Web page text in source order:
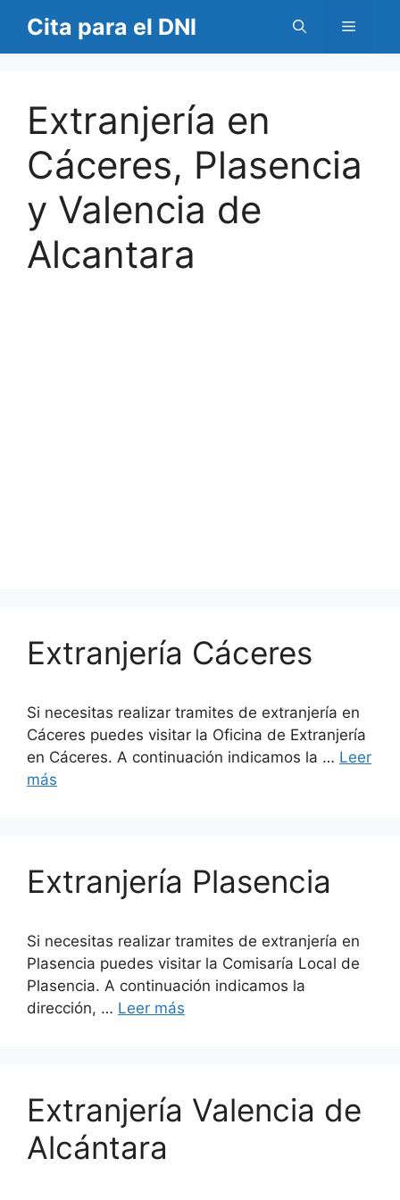
contenido
Cita para el DNI Menú
Extranjería en
Cáceres, Plasencia
y Valencia de
Alcantara
Extranjería Cáceres
Si necesitas realizar tramites de extranjería en
Cáceres puedes visitar la Oficina de Extranjería
en Cáceres. A continuación indicamos la … Leer
más
Extranjería Plasencia
Si necesitas realizar tramites de extranjería en
Plasencia puedes visitar la Comisaría Local de
Plasencia. A continuación indicamos la
dirección, … Leer más
Extranjería Valencia de
Alcántara